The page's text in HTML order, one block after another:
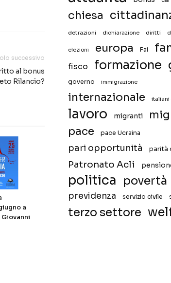
successivo
al bonus
Rilancio?
a
chiesa
detrazioni dichiarazione diritti
elezioni europa Fai
fisco formazione
governo immigrazione
internazionale italiani
lavoro migranti
pace
pace Ucraina
pari opportunità parità
Patronato Acli
politica povertà
previdenza servizio civile
terzo settore